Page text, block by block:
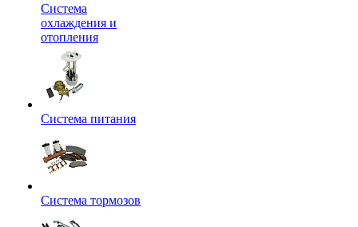
Система
охлаждения и
отопления
Система питания
Система тормозов